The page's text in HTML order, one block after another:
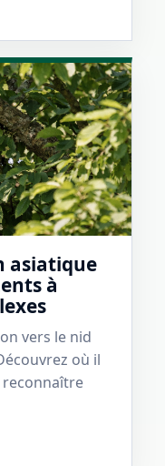
asiatique
à
vers le nid
où il